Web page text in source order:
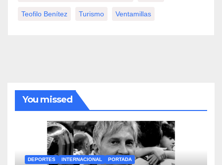
Teofilo Benítez Turismo Ventamillas
You missed
DEPORTES INTERNACIONAL PORTADA